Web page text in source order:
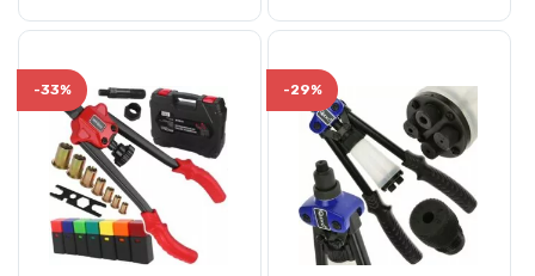
-33% -29%